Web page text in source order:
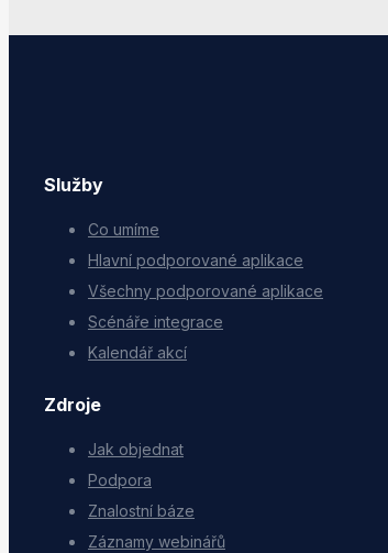
Služby
Co umíme
Hlavní podporované aplikace
Všechny podporované aplikace
Scénáře integrace
Kalendář akcí
Zdroje
Jak objednat
Podpora
Znalostní báze
Záznamy webinářů